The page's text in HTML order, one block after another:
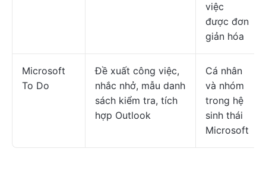
việc
được đơn
giản hóa
Microsoft
To Do
Đề xuất công việc,
nhắc nhở, mẫu danh
sách kiểm tra, tích
hợp Outlook
Cá nhân
và nhóm
trong hệ
sinh thái
Microsoft